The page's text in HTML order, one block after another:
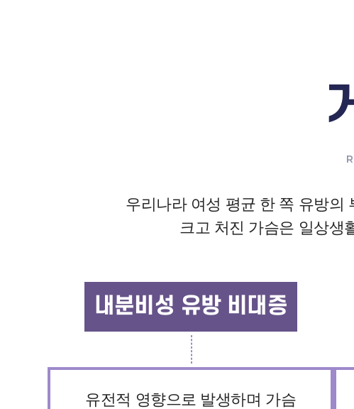
우리나라 여성 평균 한 쪽 유방의
크고 처진 가슴은 일상생
내분비성 유방 비대증
유전적 영향으로 발생하며 가슴